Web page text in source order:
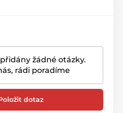
žádné otázky.
rádi poradíme
dotaz